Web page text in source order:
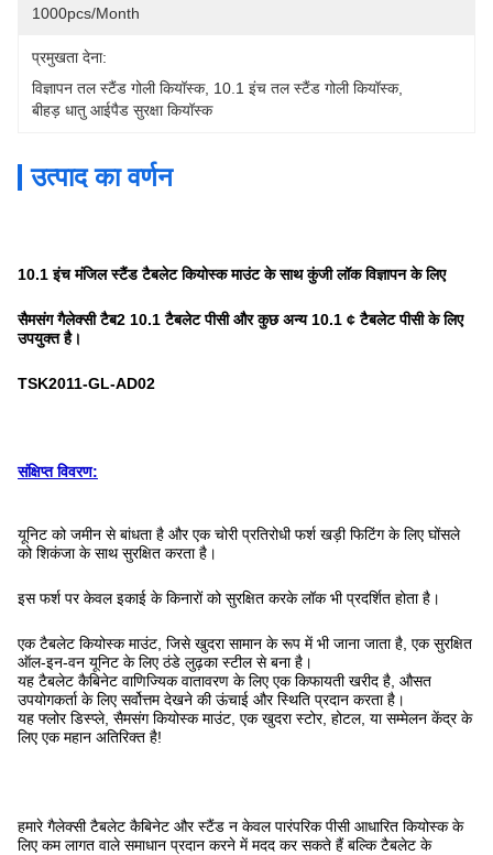
1000pcs/month
प्रमुखता देना:
विज्ञापन तल स्टैंड गोली कियॉस्क, 10.1 इंच तल स्टैंड गोली कियॉस्क,
बीहड़ धातु आईपैड सुरक्षा कियॉस्क
उत्पाद का वर्णन
10.1 इंच मंजिल स्टैंड टैबलेट कियोस्क माउंट के साथ कुंजी लॉक विज्ञापन के लिए
सैमसंग गैलेक्सी टैब2 10.1 टैबलेट पीसी और कुछ अन्य 10.1 ¢ टैबलेट पीसी के लिए
उपयुक्त है।
TSK2011-GL-AD02
संक्षिप्त विवरण:
यूनिट को जमीन से बांधता है और एक चोरी प्रतिरोधी फर्श खड़ी फिटिंग के लिए घोंसले
को शिकंजा के साथ सुरक्षित करता है।
इस फर्श पर केवल इकाई के किनारों को सुरक्षित करके लॉक भी प्रदर्शित होता है।
एक टैबलेट कियोस्क माउंट, जिसे खुदरा सामान के रूप में भी जाना जाता है, एक सुरक्षित
ऑल-इन-वन यूनिट के लिए ठंडे लुढ़का स्टील से बना है।
यह टैबलेट कैबिनेट वाणिज्यिक वातावरण के लिए एक किफायती खरीद है, औसत
उपयोगकर्ता के लिए सर्वोत्तम देखने की ऊंचाई और स्थिति प्रदान करता है।
यह फ्लोर डिस्प्ले, सैमसंग कियोस्क माउंट, एक खुदरा स्टोर, होटल, या सम्मेलन केंद्र के
लिए एक महान अतिरिक्त है!
हमारे गैलेक्सी टैबलेट कैबिनेट और स्टैंड न केवल पारंपरिक पीसी आधारित कियोस्क के
लिए कम लागत वाले समाधान प्रदान करने में मदद कर सकते हैं बल्कि टैबलेट के